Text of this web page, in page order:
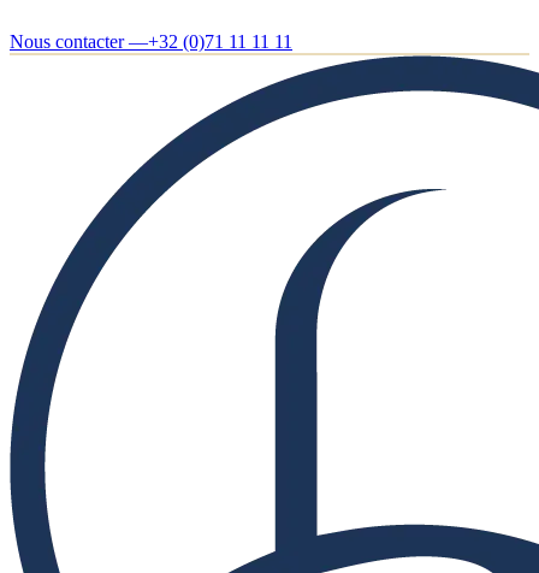
Nous contacter —+32 (0)71 11 11 11